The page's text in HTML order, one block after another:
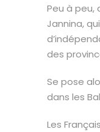
Peu à peu,
Jannina,
des
Se pose
dans les
Les